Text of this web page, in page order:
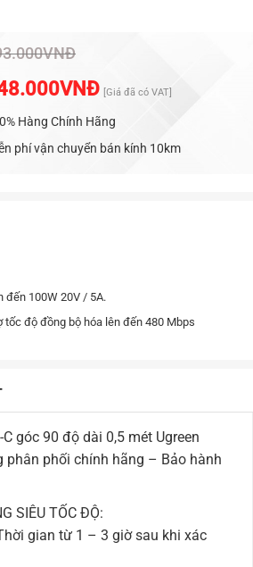
VNĐ
VNĐ [Giá đã có VAT]
Hàng Chính Hãng
phí vận chuyển bán kính 10km
đến 100W 20V / 5A.
tốc độ đồng bộ hóa lên đến 480 Mbps
C góc 90 độ dài 0,5 mét Ugreen
phân phối chính hãng – Bảo hành
SIÊU TỐC ĐỘ:
gian từ 1 – 3 giờ sau khi xác